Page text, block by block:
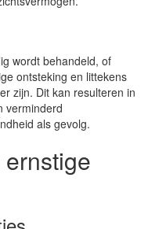
wordt behandeld, of
ontsteking en littekens
zijn. Dit kan resulteren in
verminderd
als gevolg.